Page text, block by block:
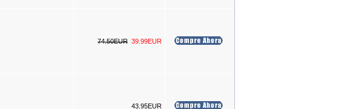
74.50EUR 39.99EUR
43.95EUR